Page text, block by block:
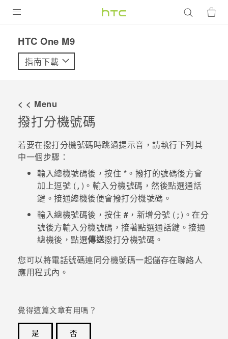
VIVE
配件
優惠專區
焦點訊息
校園專案
企業採購
銷售門市
銷售通路
支援服務
VIVELAND
HTC One M9‎
指南下載
< < Menu
撥打分機號碼
若要在撥打分機號碼時跳過提示音，請執行下列其
中一個步驟：
輸入總機號碼後，按住 * 。撥打的號碼後方會
加上逗號 ( , )。輸入分機號碼，然後點選通話
鍵。接通總機後便會撥打分機號碼。
輸入總機號碼後，按住 # ，新增分號 ( ; )。在分
號後方輸入分機號碼，接著點選通話鍵。接通
總機後，點選傳送撥打分機號碼。
您可以將電話號碼連同分機號碼一起儲存在聯絡人
應用程式內。
覺得這篇文章有用嗎？
是
否